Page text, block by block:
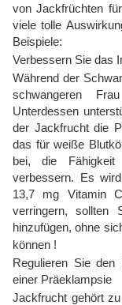
von Jackfrüchten
viele tolle
Beispiele:
Verbessern Sie das
Während der
schwangeren
Unterdessen
der Jackfrucht die
das für weiße
bei, die
verbessern. Es
13,7 mg Vitamin
verringern, sollten
hinzufügen, ohne
können !
Regulieren Sie
einer Präeklampsie
Jackfrucht gehört